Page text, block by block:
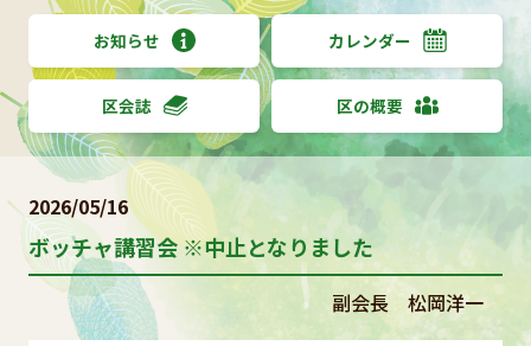
お知らせ カレンダー
区会誌 区の概要
2026/05/16
ボッチャ講習会 ※中止となりました
副会長 松岡洋一